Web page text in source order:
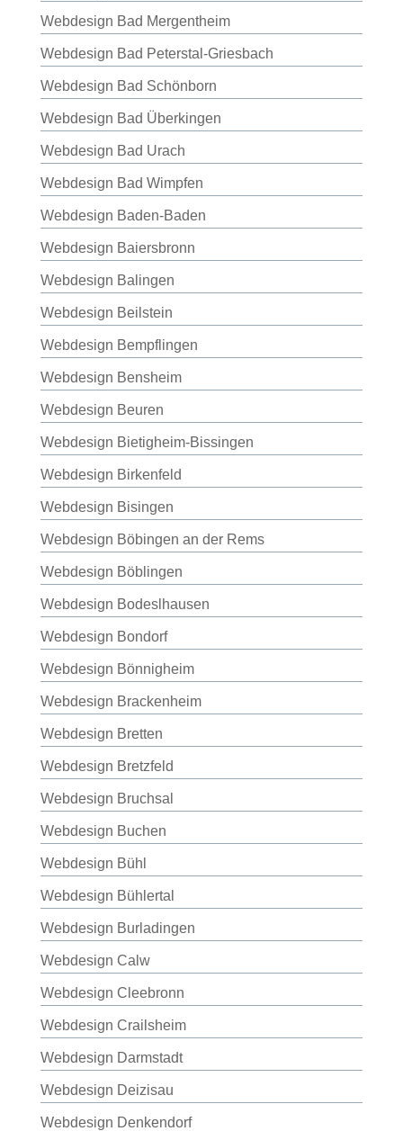
Webdesign Bad Mergentheim
Webdesign Bad Peterstal-Griesbach
Webdesign Bad Schönborn
Webdesign Bad Überkingen
Webdesign Bad Urach
Webdesign Bad Wimpfen
Webdesign Baden-Baden
Webdesign Baiersbronn
Webdesign Balingen
Webdesign Beilstein
Webdesign Bempflingen
Webdesign Bensheim
Webdesign Beuren
Webdesign Bietigheim-Bissingen
Webdesign Birkenfeld
Webdesign Bisingen
Webdesign Böbingen an der Rems
Webdesign Böblingen
Webdesign Bodeslhausen
Webdesign Bondorf
Webdesign Bönnigheim
Webdesign Brackenheim
Webdesign Bretten
Webdesign Bretzfeld
Webdesign Bruchsal
Webdesign Buchen
Webdesign Bühl
Webdesign Bühlertal
Webdesign Burladingen
Webdesign Calw
Webdesign Cleebronn
Webdesign Crailsheim
Webdesign Darmstadt
Webdesign Deizisau
Webdesign Denkendorf